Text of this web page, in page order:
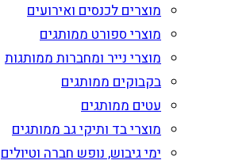
מוצרים לכנסים ואירועים
מוצרי ספורט ממותגים
מוצרי נייר ומחברות ממותגות
בקבוקים ממותגים
עטים ממותגים
מוצרי בד ותיקי גב ממותגים
ימי גיבוש, נופש חברה וטיולים